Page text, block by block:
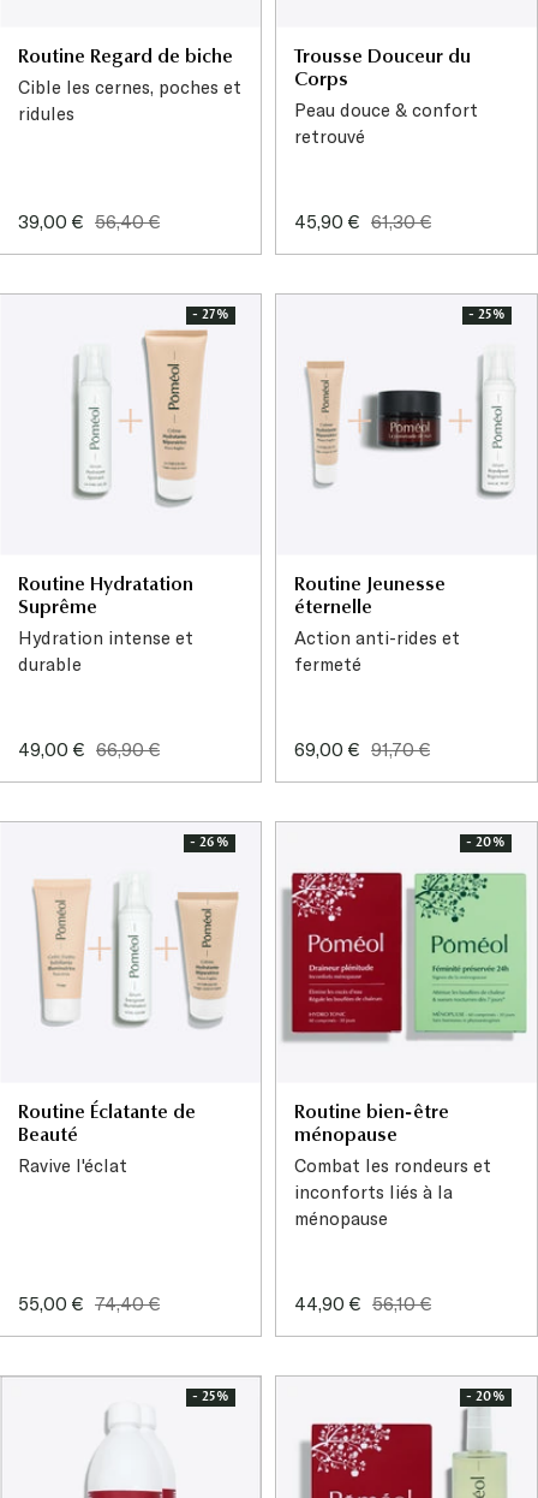
Routine Regard de biche
Cible les cernes, poches et
ridules
Prix
39,00 € Prix
56,40 €
Trousse Douceur du
Corps
Peau douce & confort
retrouvé
Prix
45,90 € Prix
61,30 €
- 27%
Routine Hydratation
Suprême
Hydration intense et
durable
Prix
49,00 € Prix
66,90 €
- 25%
Routine Jeunesse
éternelle
Action anti-rides et
fermeté
Prix
69,00 € Prix
91,70 €
- 26%
Routine Éclatante de
Beauté
Ravive l'éclat
Prix
55,00 € Prix
74,40 €
- 20%
Routine bien-être
ménopause
Combat les rondeurs et
inconforts liés à la
ménopause
Prix
44,90 € Prix
56,10 €
- 25% - 20%